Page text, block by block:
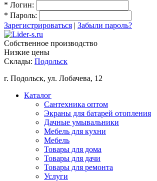
* Логин:
* Пароль:
Зарегистрироваться | Забыли пароль?
Собственное производство
Низкие цены
Склады: Подольск
г. Подольск, ул. Лобачева, 12
Каталог
Сантехника оптом
Экраны для батарей отопления
Дачные умывальники
Мебель для кухни
Мебель
Товары для дома
Товары для дачи
Товары для ремонта
Услуги